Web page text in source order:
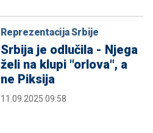
Reprezentacija Srbije
Srbija je odlučila - Njega
želi na klupi "orlova", a
ne Piksija
11.09.2025 09:58